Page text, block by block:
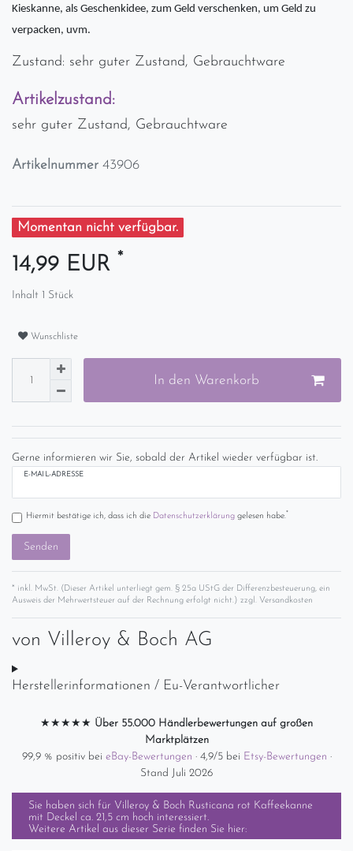
Kieskanne, als Geschenkidee, zum Geld verschenken, um Geld zu
verpacken, uvm.
Zustand: sehr guter Zustand, Gebrauchtware
Artikelzustand:
sehr guter Zustand, Gebrauchtware
Artikelnummer 43906
Momentan nicht verfügbar.
14,99 EUR *
Inhalt 1 Stück
Wunschliste
In den Warenkorb
Gerne informieren wir Sie, sobald der Artikel wieder verfügbar ist.
E-MAIL-ADRESSE
Hiermit bestätige ich, dass ich die Daten­schutz­erklärunggelesen habe.*
Senden
* inkl. MwSt. (Dieser Artikel unterliegt gem. § 25a UStG der Differenzbesteuerung, ein
Ausweis der Mehrwertsteuer auf der Rechnung erfolgt nicht.) zzgl. Versandkosten
von Villeroy & Boch AG
Herstellerinformationen / Eu-Verantwortlicher
★★★★★ Über 55.000 Händlerbewertungen auf großen
Marktplätzen
99,9 % positiv bei eBay-Bewertungen · 4,9/5 bei Etsy-Bewertungen ·
Stand Juli 2026
Sie haben sich für Villeroy & Boch Rusticana rot Kaffeekanne
mit Deckel ca. 21,5 cm hoch interessiert.
Weitere Artikel aus dieser Serie finden Sie hier: